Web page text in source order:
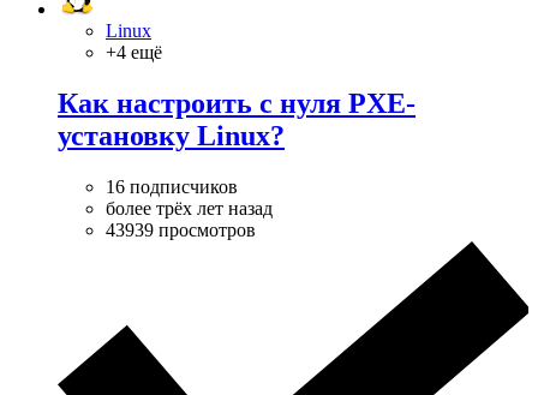
Linux
+4 ещё
Как настроить с нуля PXE-
установку Linux?
16 подписчиков
более трёх лет назад
43939 просмотров